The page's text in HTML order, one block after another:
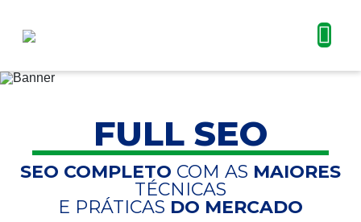
FULL SEO
SEO COMPLETO COM AS MAIORES
TÉCNICAS
E PRÁTICAS DO MERCADO